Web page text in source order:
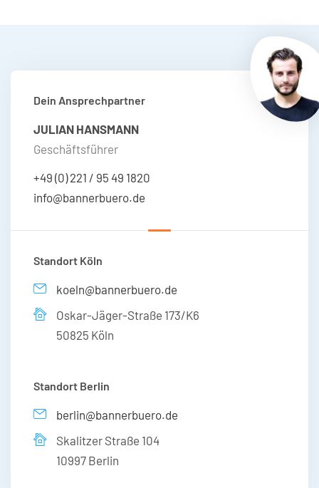
Dein Ansprechpartner
JULIAN HANSMANN
Geschäftsführer
+49 (0) 221 / 95 49 1820
info@bannerbuero.de
Standort Köln
koeln@bannerbuero.de
Oskar-Jäger-Straße 173/K6
50825 Köln
Standort Berlin
berlin@bannerbuero.de
Skalitzer Straße 104
10997 Berlin